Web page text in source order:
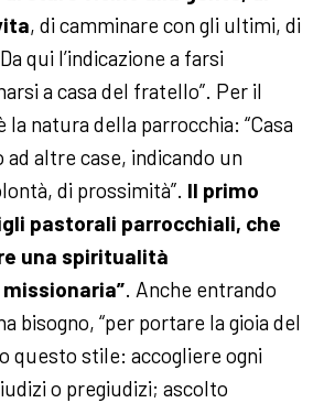
, di camminare con gli ultimi, di
Da qui l’indicazione a farsi
a casa del fratello”. Per il
la natura della parrocchia: “Casa
ad altre case, indicando un
di prossimità”. Il primo
pastorali parrocchiali, che
una spiritualità
. Anche entrando
bisogno, “per portare la gioia del
questo stile: accogliere ogni
o pregiudizi; ascolto